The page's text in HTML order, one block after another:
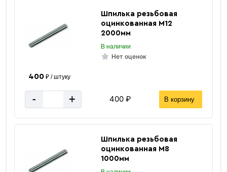
Шпилька резьбовая
оцинкованная М12
2000мм
В наличии
Нет оценок
400₽ / штуку
- + 400 ₽ В корзину
Шпилька резьбовая
оцинкованная М8
1000мм